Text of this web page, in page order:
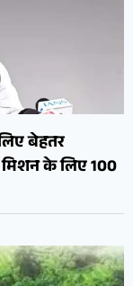
बेहतर
मिशन के लिए 100